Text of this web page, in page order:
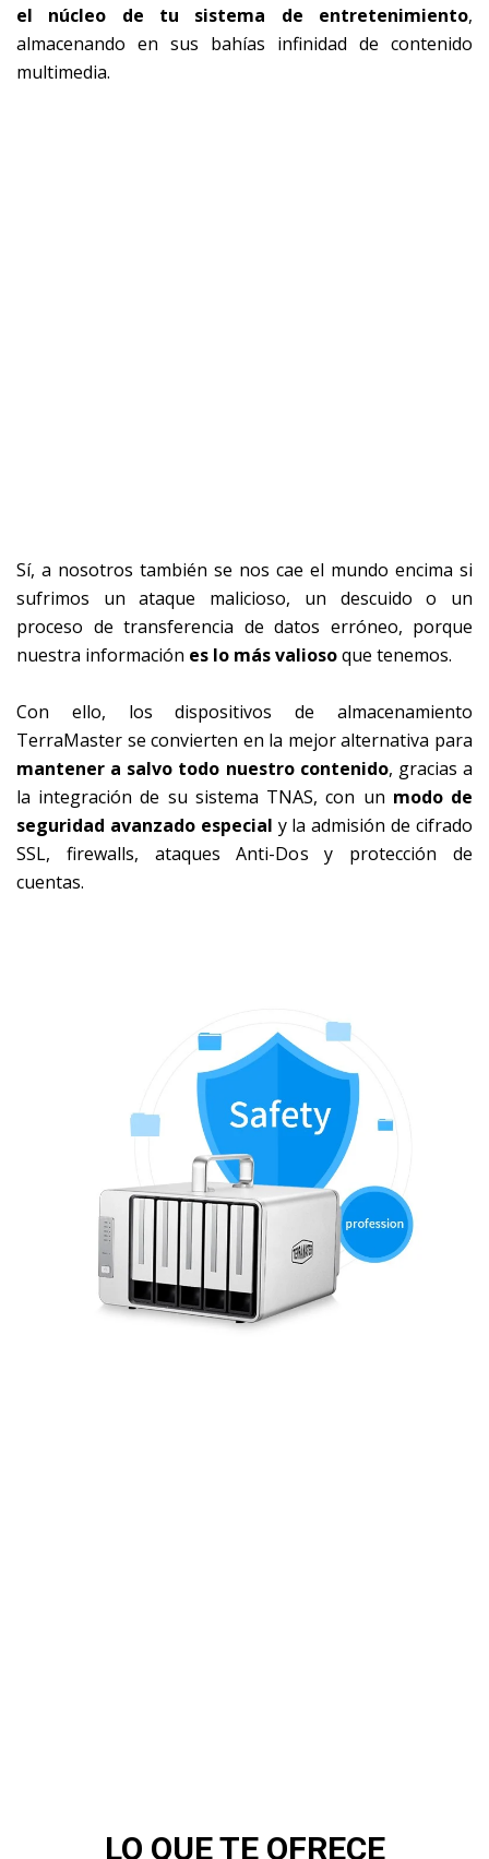
el núcleo de tu sistema de entretenimiento,
almacenando en sus bahías infinidad de contenido
multimedia.
Sí, a nosotros también se nos cae el mundo encima si
sufrimos un ataque malicioso, un descuido o un
proceso de transferencia de datos erróneo, porque
nuestra información es lo más valiosoque tenemos.
Con ello, los dispositivos de almacenamiento
TerraMaster se convierten en la mejor alternativa para
mantener a salvo todo nuestro contenido, gracias a
la integración de su sistema TNAS, con un modo de
seguridad avanzado especial y la admisión de cifrado
SSL, firewalls, ataques Anti-Dos y protección de
cuentas.
LO QUE TE OFRECE